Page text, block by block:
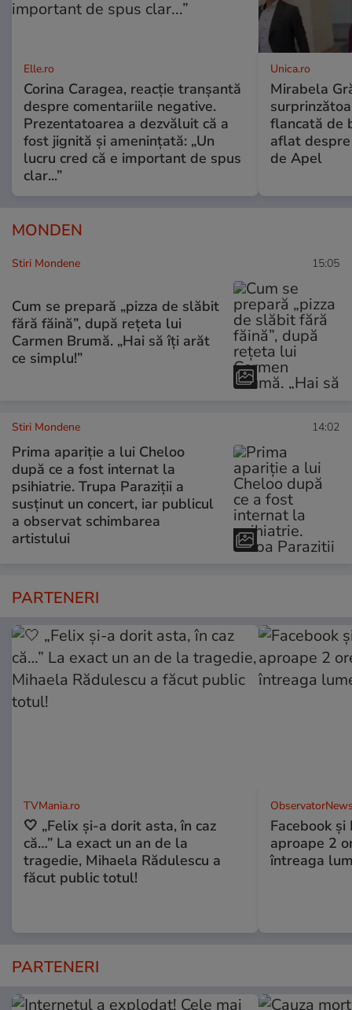
Elle.ro
Corina Caragea, reacție tranșantă
despre comentariile negative.
Prezentatoarea a dezvăluit că a
fost jignită și amenințată: „Un
lucru cred că e important de spus
clar...”
Unica.ro
Mirabela
flancată de
aflat
de Apel
MONDEN
Stiri Mondene 15:05
Cum se prepară „pizza de slăbit
fără făină”, după rețeta lui
Carmen Brumă. „Hai să îți arăt
ce simplu!”
Stiri Mondene 14:02
Prima apariție a lui Cheloo
după ce a fost internat la
psihiatrie. Trupa Paraziții a
susținut un concert, iar publicul
a observat schimbarea
artistului
PARTENERI
TVMania.ro
🤍 „Felix și-a dorit asta, în caz
că…” La exact un an de la
tragedie, Mihaela Rădulescu a
făcut public totul!
Facebook
aproape 2
întreaga
PARTENERI